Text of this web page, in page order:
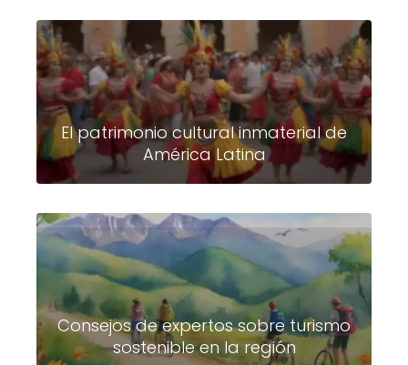
El patrimonio cultural inmaterial de
América Latina
Consejos de expertos sobre turismo
sostenible en la región